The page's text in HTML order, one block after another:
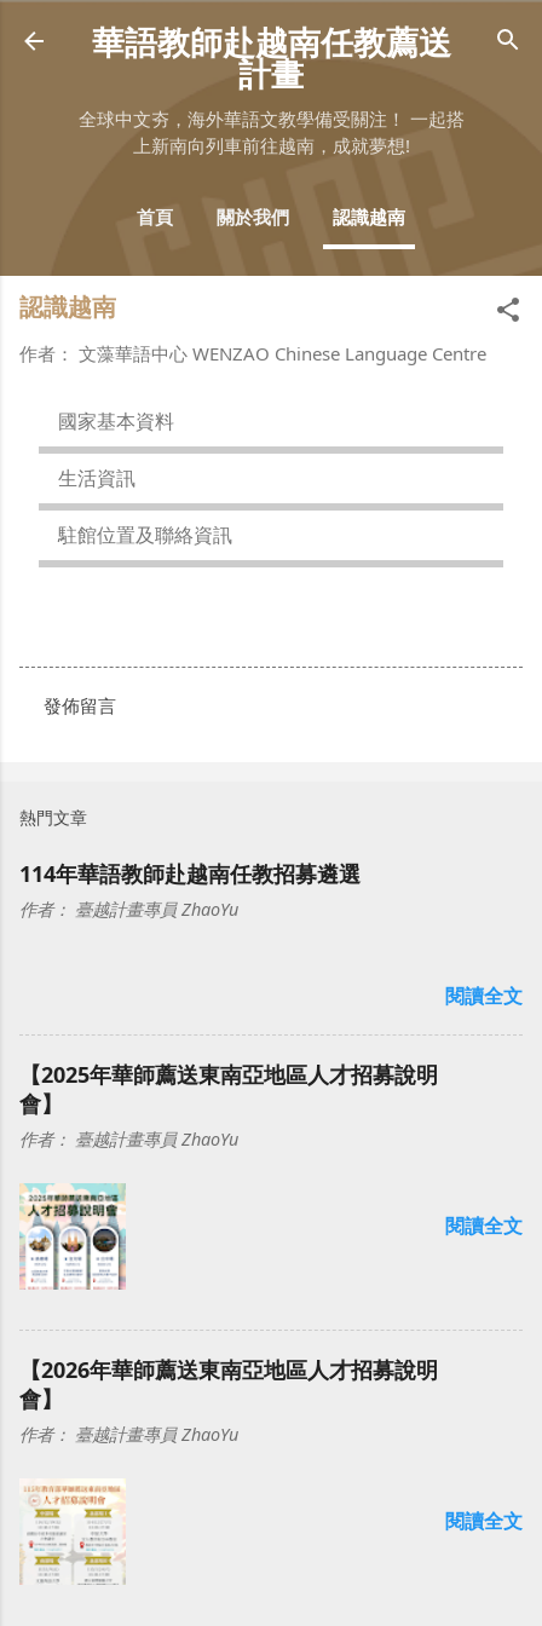
跳至主要內容
華語教師赴越南任教薦送
計畫
全球中文夯，海外華語文教學備受關注！ 一起搭
上新南向列車前往越南，成就夢想!
首頁 關於我們 認識越南
計畫簡介 更多… 華師經驗談
認識越南
作者： 文藻華語中心 WENZAO Chinese Language Centre
國家基本資料
生活資訊
駐館位置及聯絡資訊
留
發佈留言
熱門文章
114年華語教師赴越南任教招募遴選
作者： 臺越計畫專員 ZhaoYu
閱讀全文
【2025年華師薦送東南亞地區人才招募說明
會】
作者： 臺越計畫專員 ZhaoYu
閱讀全文
【2026年華師薦送東南亞地區人才招募說明
會】
作者： 臺越計畫專員 ZhaoYu
閱讀全文